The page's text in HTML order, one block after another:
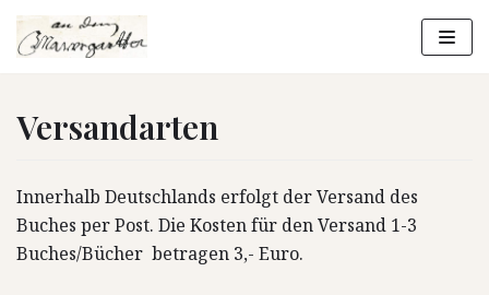
Zum
Inhalt
Versandarten
Innerhalb Deutschlands erfolgt der Versand des
Buches per Post. Die Kosten für den Versand 1-3
Buches/Bücher betragen 3,- Euro.